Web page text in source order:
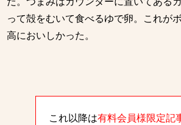
って殻をむいて食べるゆで卵。これが
高においしかった。
これ以降は有料会員様限定記